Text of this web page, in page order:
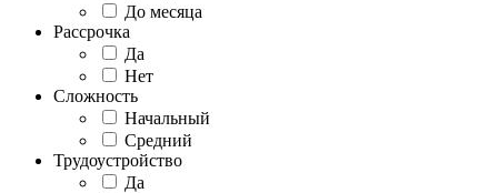
До месяца
Рассрочка
Да
Нет
Сложность
Начальный
Средний
Трудоустройство
Да